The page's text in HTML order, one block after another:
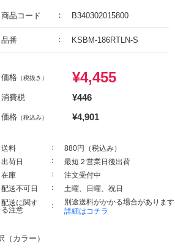
商品コード B340302015800
品番 KSBM-186RTLN-S
価格 （税抜き） ¥4,455
消費税 ¥446
価格 （税込み） ¥4,901
送料
880円（税込み）
出荷日
最短２営業日後出荷
在庫
注文受付中
配送不可日
土曜、日曜、祝日
配送に関す
る注意
別途送料がかかる場合があります
詳細はコチラ
（カラー）